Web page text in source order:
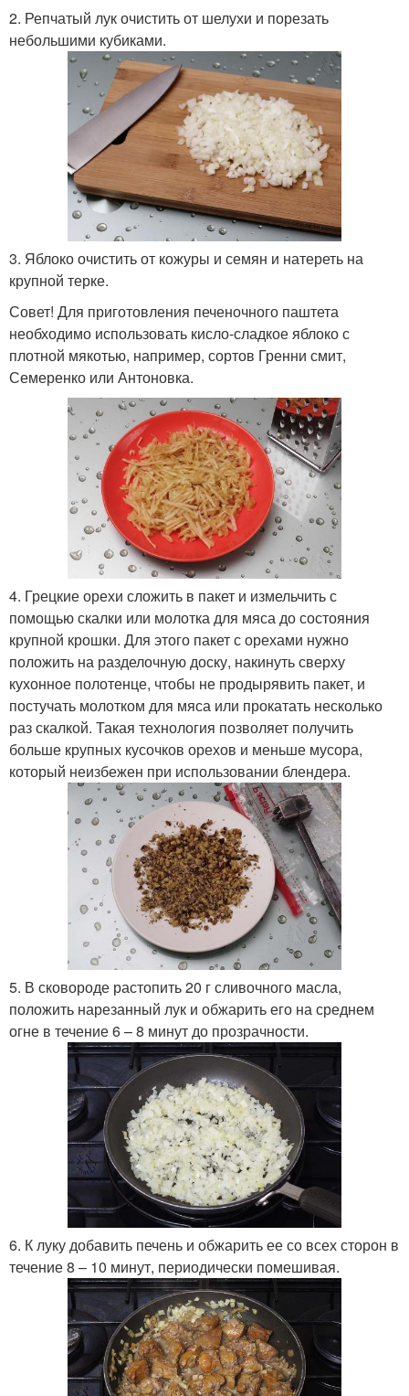
2. Репчатый лук очистить от шелухи и порезать
небольшими кубиками.
3. Яблоко очистить от кожуры и семян и натереть на
крупной терке.
Совет! Для приготовления печеночного паштета
необходимо использовать кисло-сладкое яблоко с
плотной мякотью, например, сортов Гренни смит,
Семеренко или Антоновка.
4. Грецкие орехи сложить в пакет и измельчить с
помощью скалки или молотка для мяса до состояния
крупной крошки. Для этого пакет с орехами нужно
положить на разделочную доску, накинуть сверху
кухонное полотенце, чтобы не продырявить пакет, и
постучать молотком для мяса или прокатать несколько
раз скалкой. Такая технология позволяет получить
больше крупных кусочков орехов и меньше мусора,
который неизбежен при использовании блендера.
5. В сковороде растопить 20 г сливочного масла,
положить нарезанный лук и обжарить его на среднем
огне в течение 6 – 8 минут до прозрачности.
6. К луку добавить печень и обжарить ее со всех сторон в
течение 8 – 10 минут, периодически помешивая.